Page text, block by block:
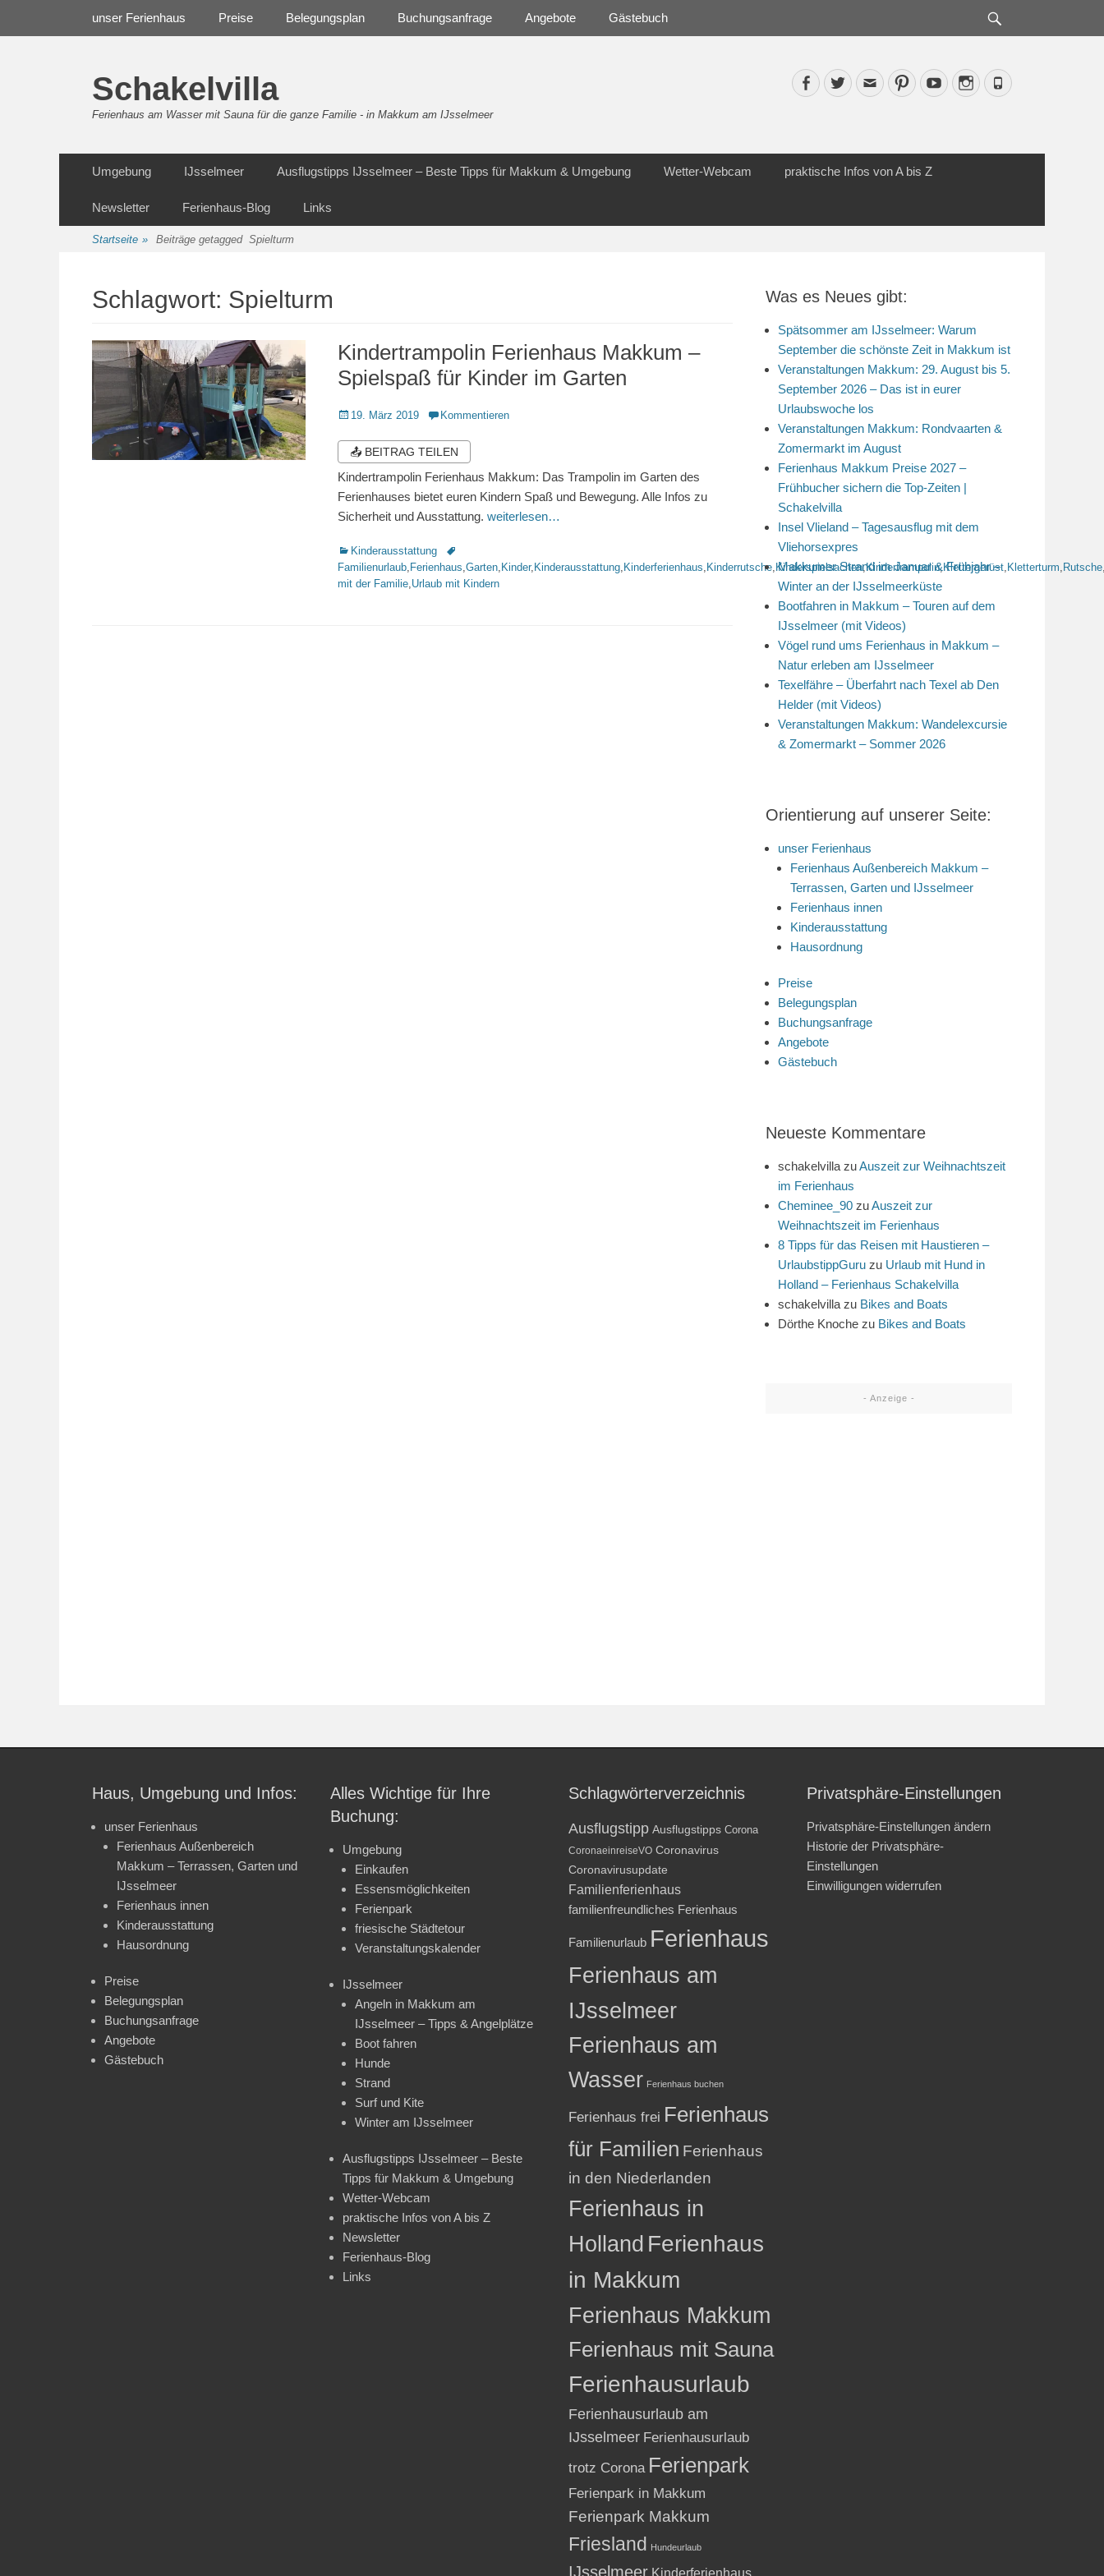
unser Ferienhaus Preise Belegungsplan Buchungsanfrage Angebote Gästebuch
Schakelvilla
Ferienhaus am Wasser mit Sauna für die ganze Familie - in Makkum am IJsselmeer
Facebook
TwitterEmailPinterestYouTubeInstagram
Phone
Inhalt
Umgebung IJsselmeer Ausflugstipps IJsselmeer – Beste Tipps für Makkum & Umgebung Wetter-Webcam praktische Infos von A bis Z
Newsletter Ferienhaus-Blog Links
Startseite » Beiträge getagged Spielturm
Schlagwort: Spielturm
Kindertrampolin Ferienhaus Makkum –
Spielspaß für Kinder im Garten
Veröffentlicht
19. März 2019 Kommentieren
📤 BEITRAG TEILEN
Kindertrampolin Ferienhaus Makkum: Das Trampolin im Garten des
Ferienhauses bietet euren Kindern Spaß und Bewegung. Alle Infos zu
Sicherheit und Ausstattung. weiterlesen…
Kategorien
Kinderausstattung
Schlagworte
Familienurlaub, Ferienhaus,Garten, Kinder, Kinderausstattung, Kinderferienhaus, Kinderrutsche, Kinderspielsachen,Kindertrampolin,Klettergerüst, Kletterturm, Rutsche
mit der Familie,Urlaub mit Kindern
Was es Neues gibt:
Spätsommer am IJsselmeer: Warum
September die schönste Zeit in Makkum ist
Veranstaltungen Makkum: 29. August bis 5.
September 2026 – Das ist in eurer
Urlaubswoche los
Veranstaltungen Makkum: Rondvaarten &
Zomermarkt im August
Ferienhaus Makkum Preise 2027 –
Frühbucher sichern die Top-Zeiten |
Schakelvilla
Insel Vlieland – Tagesausflug mit dem
Vliehorsexpres
Makkumer Strand im Januar & Frühjahr –
Winter an der IJsselmeerküste
Bootfahren in Makkum – Touren auf dem
IJsselmeer (mit Videos)
Vögel rund ums Ferienhaus in Makkum –
Natur erleben am IJsselmeer
Texelfähre – Überfahrt nach Texel ab Den
Helder (mit Videos)
Veranstaltungen Makkum: Wandelexcursie
& Zomermarkt – Sommer 2026
Orientierung auf unserer Seite:
unser Ferienhaus
Ferienhaus Außenbereich Makkum –
Terrassen, Garten und IJsselmeer
Ferienhaus innen
Kinderausstattung
Hausordnung
Preise
Belegungsplan
Buchungsanfrage
Angebote
Gästebuch
Neueste Kommentare
schakelvilla zuAuszeit zur Weihnachtszeit
im Ferienhaus
Cheminee_90 zuAuszeit zur
Weihnachtszeit im Ferienhaus
8 Tipps für das Reisen mit Haustieren –
UrlaubstippGuru zu Urlaub mit Hund in
Holland – Ferienhaus Schakelvilla
schakelvilla zu Bikes and Boats
Dörthe Knoche zu Bikes and Boats
- Anzeige -
Haus, Umgebung und Infos:
unser Ferienhaus
Ferienhaus Außenbereich
Makkum – Terrassen, Garten und
IJsselmeer
Ferienhaus innen
Kinderausstattung
Hausordnung
Preise
Belegungsplan
Buchungsanfrage
Angebote
Gästebuch
Alles Wichtige für Ihre
Buchung:
Umgebung
Einkaufen
Essensmöglichkeiten
Ferienpark
friesische Städtetour
Veranstaltungskalender
IJsselmeer
Angeln in Makkum am
IJsselmeer – Tipps & Angelplätze
Boot fahren
Hunde
Strand
Surf und Kite
Winter am IJsselmeer
Ausflugstipps IJsselmeer – Beste
Tipps für Makkum & Umgebung
Wetter-Webcam
praktische Infos von A bis Z
Newsletter
Ferienhaus-Blog
Links
Schlagwörterverzeichnis
Ausflugstipp Ausflugstipps Corona
CoronaeinreiseVO Coronavirus
Coronavirusupdate
Familienferienhaus
familienfreundliches Ferienhaus
Familienurlaub Ferienhaus
Ferienhaus am
IJsselmeer
Ferienhaus am
Wasser Ferienhaus buchen
Ferienhaus frei Ferienhaus
für Familien Ferienhaus
in den Niederlanden
Ferienhaus in
Holland Ferienhaus
in Makkum
Ferienhaus Makkum
Ferienhaus mit Sauna
Ferienhausurlaub
Ferienhausurlaub am
IJsselmeer Ferienhausurlaub
trotz Corona Ferienpark
Ferienpark in Makkum
Ferienpark Makkum
Friesland Hundeurlaub
IJsselmeer Kinderferienhaus
Privatsphäre-Einstellungen
Privatsphäre-Einstellungen ändern
Historie der Privatsphäre-
Einstellungen
Einwilligungen widerrufen